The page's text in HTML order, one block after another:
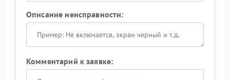
Описание неисправности:
Комментарий к заявке: